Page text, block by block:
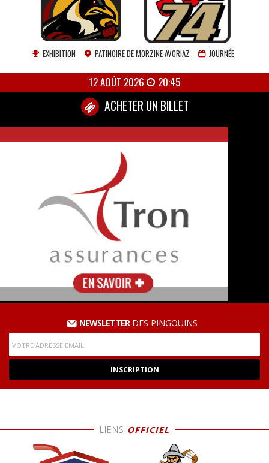
EXHIBITION PATINOIRE DE MORZINE AVORIAZ JOURNÉE
12 AOÛT 2026 20:45
ACHETER UN BILLET
NEWSLETTERDES PINGOUINS
LIENS OFFICIEL